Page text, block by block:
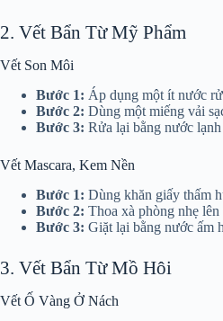
2. Vết Bẩn Từ Mỹ Phẩm
Vết Son Môi
Bước 1: Áp dụng một ít nước
Bước 2: Dùng một miếng vải
Bước 3: Rửa lại bằng nước
Vết Mascara, Kem Nền
Bước 1: Dùng khăn giấy thấm
Bước 2: Thoa xà phòng nhẹ lên
Bước 3: Giặt lại bằng nước ấm
3. Vết Bẩn Từ Mồ Hôi
Vết Ố Vàng Ở Nách